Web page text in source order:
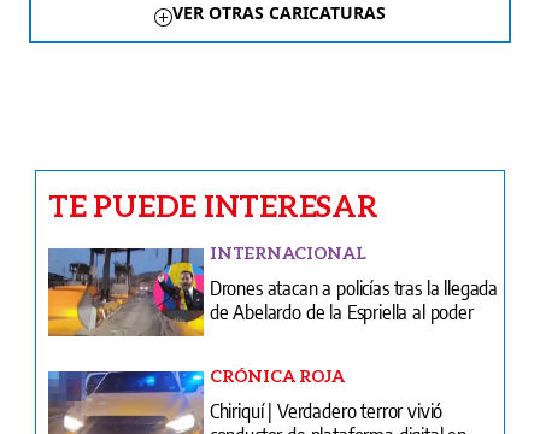
VER OTRAS CARICATURAS
Drones atacan a policías tras la llegada
de Abelardo de la Espriella al poder
CRÓNICA ROJA
Chiriquí | Verdadero terror vivió
conductor de plataforma digital en
CRÓNICA ROJA